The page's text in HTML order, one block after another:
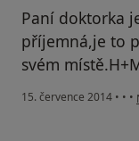
Paní doktorka
příjemná,je to
svém
15. července 2014 • • •